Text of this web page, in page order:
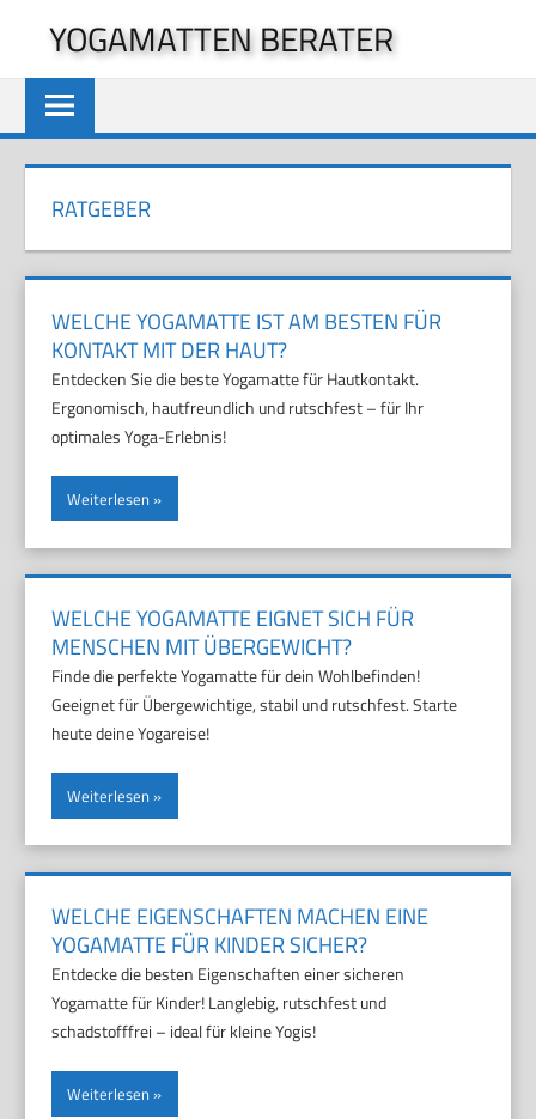
springen
YOGAMATTEN BERATER
RATGEBER
WELCHE YOGAMATTE IST AM BESTEN FÜR
KONTAKT MIT DER HAUT?
Entdecken Sie die beste Yogamatte für Hautkontakt.
Ergonomisch, hautfreundlich und rutschfest – für Ihr
optimales Yoga-Erlebnis!
Weiterlesen
WELCHE YOGAMATTE EIGNET SICH FÜR
MENSCHEN MIT ÜBERGEWICHT?
Finde die perfekte Yogamatte für dein Wohlbefinden!
Geeignet für Übergewichtige, stabil und rutschfest. Starte
heute deine Yogareise!
Weiterlesen
WELCHE EIGENSCHAFTEN MACHEN EINE
YOGAMATTE FÜR KINDER SICHER?
Entdecke die besten Eigenschaften einer sicheren
Yogamatte für Kinder! Langlebig, rutschfest und
schadstofffrei – ideal für kleine Yogis!
Weiterlesen